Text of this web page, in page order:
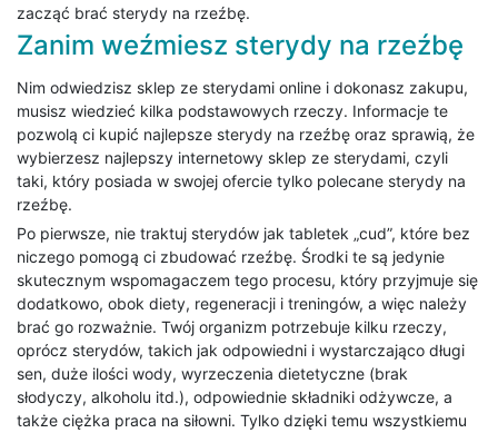
zacząć brać sterydy na rzeźbę.
Zanim weźmiesz sterydy na rzeźbę
Nim odwiedzisz sklep ze sterydami online i dokonasz zakupu,
musisz wiedzieć kilka podstawowych rzeczy. Informacje te
pozwolą ci kupić najlepsze sterydy na rzeźbę oraz sprawią, że
wybierzesz najlepszy internetowy sklep ze sterydami, czyli
taki, który posiada w swojej ofercie tylko polecane sterydy na
rzeźbę.
Po pierwsze, nie traktuj sterydów jak tabletek „cud”, które bez
niczego pomogą ci zbudować rzeźbę. Środki te są jedynie
skutecznym wspomagaczem tego procesu, który przyjmuje się
dodatkowo, obok diety, regeneracji i treningów, a więc należy
brać go rozważnie. Twój organizm potrzebuje kilku rzeczy,
oprócz sterydów, takich jak odpowiedni i wystarczająco długi
sen, duże ilości wody, wyrzeczenia dietetyczne (brak
słodyczy, alkoholu itd.), odpowiednie składniki odżywcze, a
także ciężka praca na siłowni. Tylko dzięki temu wszystkiemu